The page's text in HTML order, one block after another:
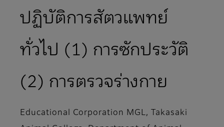
ปฏิบัติการสัตวแพทย์
ทั่วไป (1) การซักประวัติ
(2) การตรวจร่างกาย
Educational Corporation MGL, Takasaki